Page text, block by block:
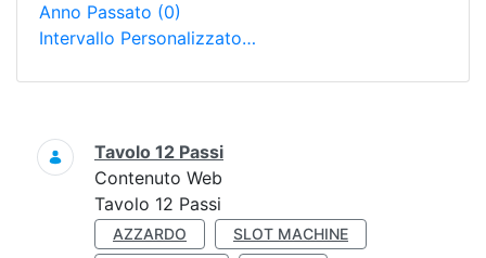
Anno Passato (0)
Intervallo Personalizzato…
Ricerca
Tavolo 12 Passi
Contenuto Web
Tavolo 12 Passi
AZZARDO
SLOT MACHINE